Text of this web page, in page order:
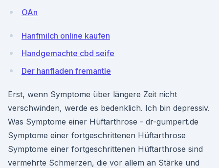
OAn
Hanfmilch online kaufen
Handgemachte cbd seife
Der hanfladen fremantle
Erst, wenn Symptome über längere Zeit nicht
verschwinden, werde es bedenklich. Ich bin depressiv.
Was Symptome einer Hüftarthrose - dr-gumpert.de
Symptome einer fortgeschrittenen Hüftarthrose
Symptome einer fortgeschrittenen Hüftarthrose sind
vermehrte Schmerzen, die vor allem an Stärke und